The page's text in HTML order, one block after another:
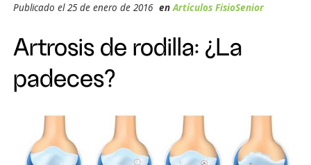
Publicado el 25 de enero de 2016 enArtículos FisioSenior
Artrosis de rodilla: ¿La
padeces?